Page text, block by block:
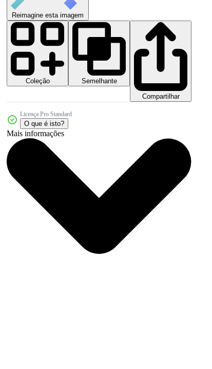
Reimagine esta imagem
Coleção
Semelhante
Compartilhar
Licença Pro Standard
O que é isto?
Mais informações